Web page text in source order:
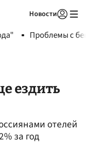
Новости
Проблемы с
ездить
отелей
за год